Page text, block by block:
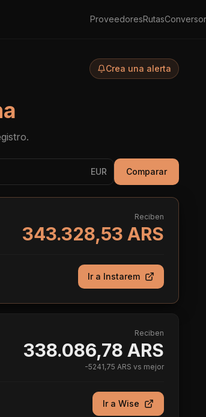
ProveedoresRutasConversor
Crea una alerta
EUR Comparar
Reciben
343.328,53 ARS
Ir a Instarem
Reciben
338.086,78 ARS
-5241,75 ARS vs mejor
Ir a Wise